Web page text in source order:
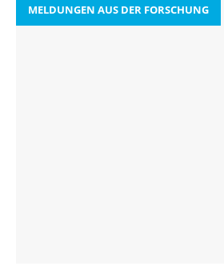
MELDUNGEN AUS DER FORSCHUNG